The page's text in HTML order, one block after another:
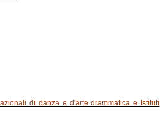
di danza e d'arte drammatica e Istituti